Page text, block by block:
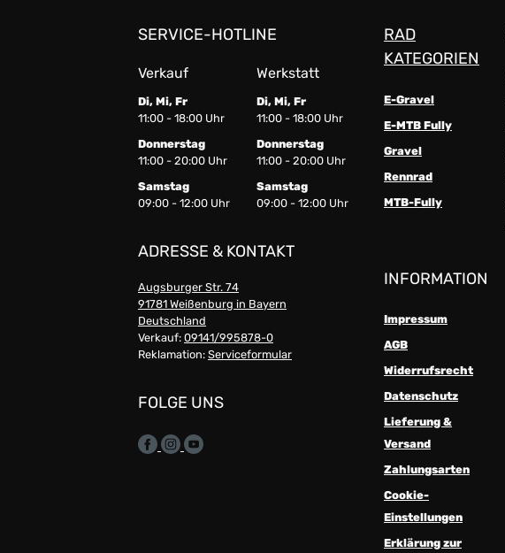
SERVICE-HOTLINE
Verkauf Werkstatt
Di, Mi, Fr
11:00 - 18:00 Uhr
Di, Mi, Fr
11:00 - 18:00 Uhr
Donnerstag
11:00 - 20:00 Uhr
Donnerstag
11:00 - 20:00 Uhr
Samstag
09:00 - 12:00 Uhr
Samstag
09:00 - 12:00 Uhr
ADRESSE & KONTAKT
Augsburger Str. 74
91781 Weißenburg in Bayern
Deutschland
Verkauf: 09141/995878-0
Reklamation: Serviceformular
FOLGE UNS
RAD
KATEGORIEN
E-Gravel
E-MTB Fully
Gravel
Rennrad
MTB-Fully
INFORMATION
Impressum
AGB
Widerrufsrecht
Datenschutz
Lieferung &
Versand
Zahlungsarten
Cookie-
Einstellungen
Erklärung zur